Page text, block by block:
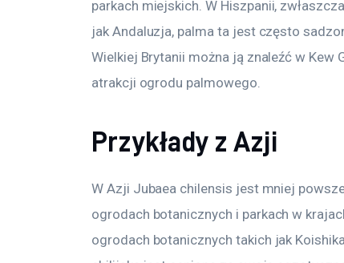
parkach miejskich. W Hiszpanii,
jak Andaluzja, palma ta jest często
Wielkiej Brytanii można ją znaleźć w Kew
atrakcji ogrodu palmowego.
Przykłady z Azji
W Azji Jubaea chilensis jest mniej
ogrodach botanicznych i parkach w
ogrodach botanicznych takich jak